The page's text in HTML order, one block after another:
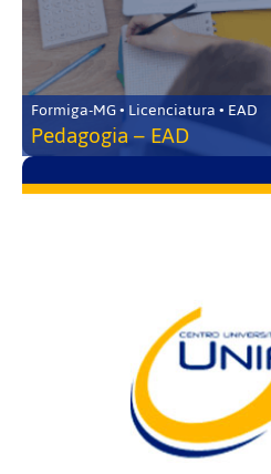
Formiga-MG • Licenciatura • EAD
Pedagogia – EAD